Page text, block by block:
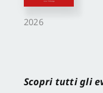
2026
Scopri tutti gli